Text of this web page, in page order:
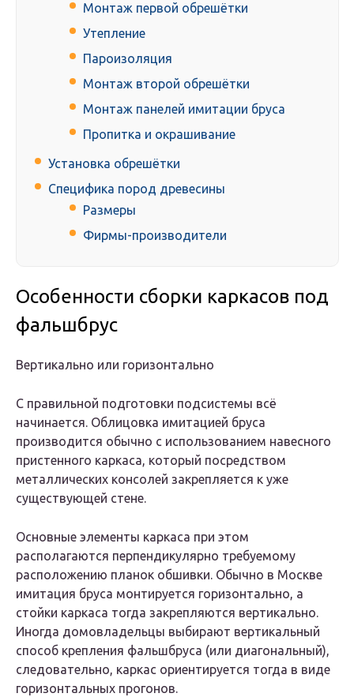
Монтаж первой обрешётки
Утепление
Пароизоляция
Монтаж второй обрешётки
Монтаж панелей имитации бруса
Пропитка и окрашивание
Установка обрешётки
Специфика пород древесины
Размеры
Фирмы-производители
Особенности сборки каркасов под
фальшбрус
Вертикально или горизонтально
С правильной подготовки подсистемы всё
начинается. Облицовка имитацией бруса
производится обычно с использованием навесного
пристенного каркаса, который посредством
металлических консолей закрепляется к уже
существующей стене.
Основные элементы каркаса при этом
располагаются перпендикулярно требуемому
расположению планок обшивки. Обычно в Москве
имитация бруса монтируется горизонтально, а
стойки каркаса тогда закрепляются вертикально.
Иногда домовладельцы выбирают вертикальный
способ крепления фальшбруса (или диагональный),
следовательно, каркас ориентируется тогда в виде
горизонтальных прогонов.